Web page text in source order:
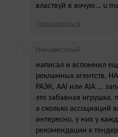
властвуй в аочую... u
Пожаловаться
написал и вспомнил
рекламных агентств,
РАЭК, AAI или AIA ...
это забавная игрушка,
а сколько ассоциаций
интересно, у них у
рекомендации к
Неизвестный